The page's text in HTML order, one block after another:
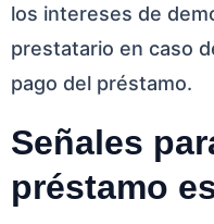
los intereses de
prestatario en caso
pago del préstamo.
Señales
préstamo